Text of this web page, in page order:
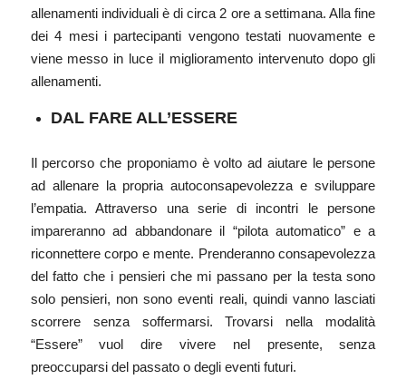
allenamenti individuali è di circa 2 ore a settimana. Alla fine
dei 4 mesi i partecipanti vengono testati nuovamente e
viene messo in luce il miglioramento intervenuto dopo gli
allenamenti.
DAL FARE ALL’ESSERE
Il percorso che proponiamo è volto ad aiutare le persone
ad allenare la propria autoconsapevolezza e sviluppare
l’empatia. Attraverso una serie di incontri le persone
impareranno ad abbandonare il “pilota automatico” e a
riconnettere corpo e mente. Prenderanno consapevolezza
del fatto che i pensieri che mi passano per la testa sono
solo pensieri, non sono eventi reali, quindi vanno lasciati
scorrere senza soffermarsi. Trovarsi nella modalità
“Essere” vuol dire vivere nel presente, senza
preoccuparsi del passato o degli eventi futuri.